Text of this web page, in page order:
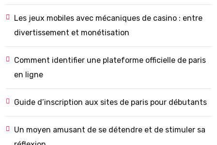
Les jeux mobiles avec mécaniques de casino : entre
divertissement et monétisation
Comment identifier une plateforme officielle de paris
en ligne
Guide d’inscription aux sites de paris pour débutants
Un moyen amusant de se détendre et de stimuler sa